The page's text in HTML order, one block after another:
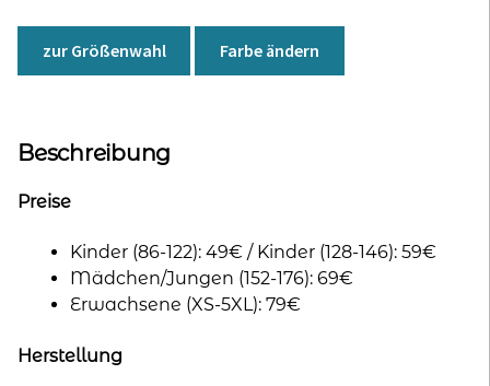
zur Größenwahl Farbe ändern
Beschreibung
Preise
Kinder (86-122): 49€ / Kinder (128-146): 59€
Mädchen/Jungen (152-176): 69€
Erwachsene (XS-5XL): 79€
Herstellung